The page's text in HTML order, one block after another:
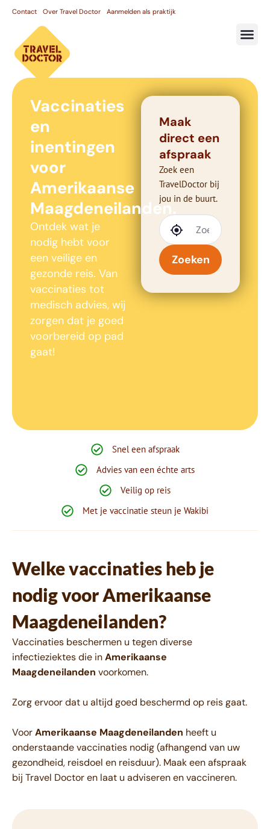
Contact Over Travel Doctor Aanmelden als praktijk
Vaccinaties
en
inentingen
voor
Amerikaanse
Maagdeneilanden.
Ontdek wat je
nodig hebt voor
een veilige en
gezonde reis. Van
vaccinaties tot
medisch advies, wij
zorgen dat je goed
voorbereid op pad
gaat!
Maak
direct een
afspraak
Zoek een
TravelDoctor bij
jou in de buurt.
Zoeken
Snel een afspraak
Advies van een échte arts
Veilig op reis
Met je vaccinatie steun je Wakibi
Welke vaccinaties heb je
nodig voor Amerikaanse
Maagdeneilanden?
Vaccinaties beschermen u tegen diverse
infectieziektes die inAmerikaanse
Maagdeneilanden voorkomen.
Zorg ervoor dat u altijd goed beschermd op reis gaat.
VoorAmerikaanse Maagdeneilanden heeft u
onderstaande vaccinaties nodig (afhangend van uw
gezondheid, reisdoel en reisduur). Maak een afspraak
bij Travel Doctor en laat u adviseren en vaccineren.